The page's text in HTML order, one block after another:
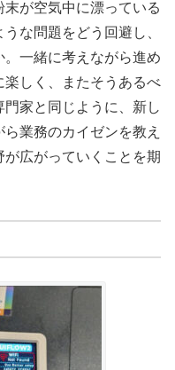
が空気中に漂っている
な問題をどう回避し、
一緒に考えながら進め
しく、またそうあるべ
家と同じように、新し
業務のカイゼンを教え
広がっていくことを期